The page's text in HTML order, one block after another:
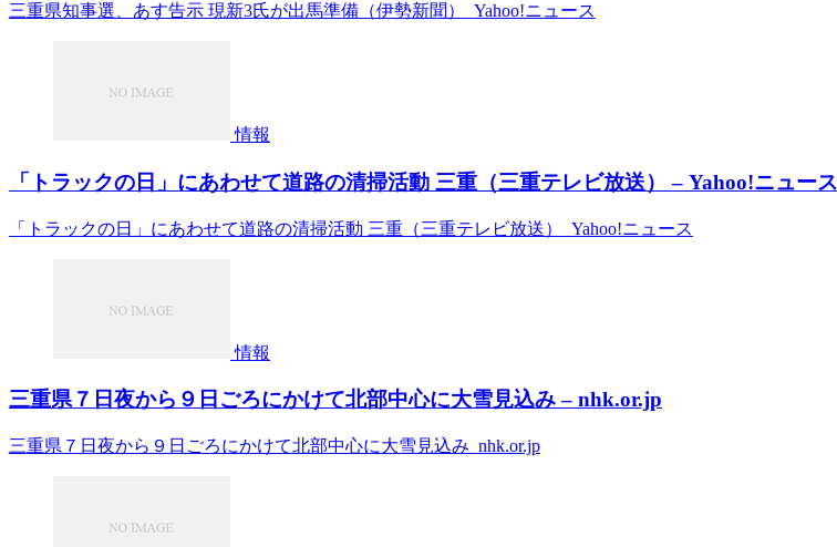
三重県知事選、あす告示 現新3氏が出馬準備（伊勢新聞） Yahoo!ニュース
情報
「トラックの日」にあわせて道路の清掃活動 三重（三重テレビ放送） – Yahoo!ニュース
「トラックの日」にあわせて道路の清掃活動 三重（三重テレビ放送） Yahoo!ニュース
情報
三重県７日夜から９日ごろにかけて北部中心に大雪見込み – nhk.or.jp
三重県７日夜から９日ごろにかけて北部中心に大雪見込み nhk.or.jp